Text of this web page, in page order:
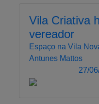
Vila Criativa
vereador
Espaço na Vila
Antunes Mattos
27/